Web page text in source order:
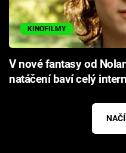
KINOFILMY
V nové fantasy od
natáčení baví celý